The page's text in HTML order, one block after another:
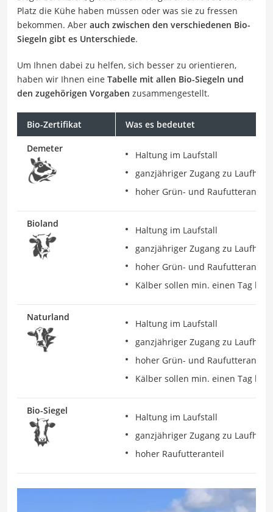
Platz die Kühe haben müssen oder was sie zu fressen
bekommen. Aber auch zwischen den verschiedenen Bio-
Siegeln gibt es Unterschiede.
Um Ihnen dabei zu helfen, sich besser zu orientieren,
haben wir Ihnen eine Tabelle mit allen Bio-Siegeln und
den zugehörigen Vorgaben zusammengestellt.
Bio-Zertifikat Was es bedeutet
Demeter
Haltung im Laufstall
ganzjähriger Zugang zu Laufhof
hoher Grün- und Raufutteranteil
Bioland
Haltung im Laufstall
ganzjähriger Zugang zu Laufhof
hoher Grün- und Raufutteranteil
Kälber sollen min. einen Tag bei
Naturland
Haltung im Laufstall
ganzjähriger Zugang zu Laufhof
hoher Grün- und Raufutteranteil
Kälber sollen min. einen Tag bei
Bio-Siegel
Haltung im Laufstall
ganzjähriger Zugang zu Laufhof
hoher Raufutteranteil